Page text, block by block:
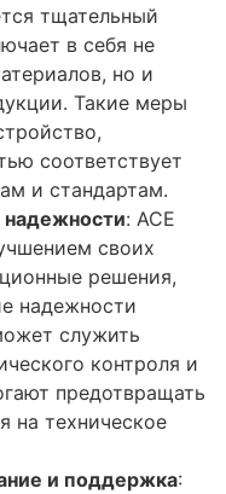
тщательный
в себя не
но и
Такие меры
соответствует
и стандартам.
: ACE
своих
решения,
надежности
служить
контроля и
предотвращать
на техническое
и поддержка: